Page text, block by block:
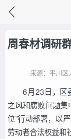
周春材调研
来源：平川区
6月23日，区
之风和腐败问题集
位”行动部署，以
劳动者合法权益和